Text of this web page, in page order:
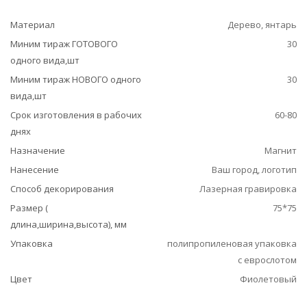
Материал
Дерево, янтарь
Миним тираж ГОТОВОГО
одного вида,шт
30
Миним тираж НОВОГО одного
вида,шт
30
Срок изготовления в рабочих
днях
60-80
Назначение
Магнит
Нанесение
Ваш город, логотип
Способ декорирования
Лазерная гравировка
Размер (
длина,ширина,высота), мм
75*75
Упаковка
полипропиленовая упаковка
с еврослотом
Цвет
Фиолетовый